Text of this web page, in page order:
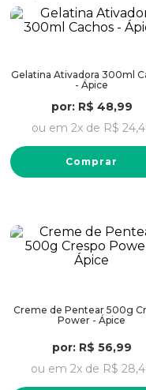
Gelatina Ativadora 300ml
- Ápice
por: R$ 48,99
ou em 2x de R$ 24,
Comprar
Creme de Pentear 500g
Power - Ápice
por: R$ 56,99
ou em 2x de R$ 28,